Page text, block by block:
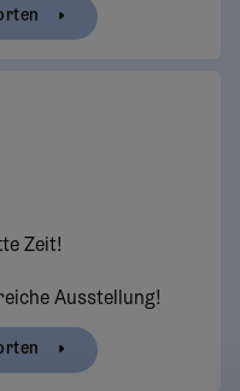
Zeit!
Ausstellung!